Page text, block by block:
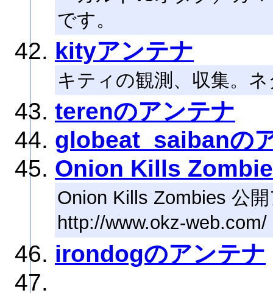
です。
kityアンテナ
キティの観測、収集。
terenのアンテナ
globeat_saibanの
Onion Kills
Onion Kills Zombies 公
http://www.okz-web.com/
irondogのアンテナ